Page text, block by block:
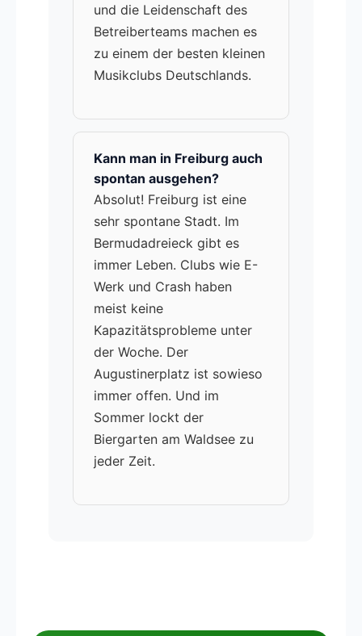
und die Leidenschaft des
Betreiberteams machen es
zu einem der besten kleinen
Musikclubs Deutschlands.
Kann man in Freiburg auch
spontan ausgehen?
Absolut! Freiburg ist eine
sehr spontane Stadt. Im
Bermudadreieck gibt es
immer Leben. Clubs wie E-
Werk und Crash haben
meist keine
Kapazitätsprobleme unter
der Woche. Der
Augustinerplatz ist sowieso
immer offen. Und im
Sommer lockt der
Biergarten am Waldsee zu
jeder Zeit.